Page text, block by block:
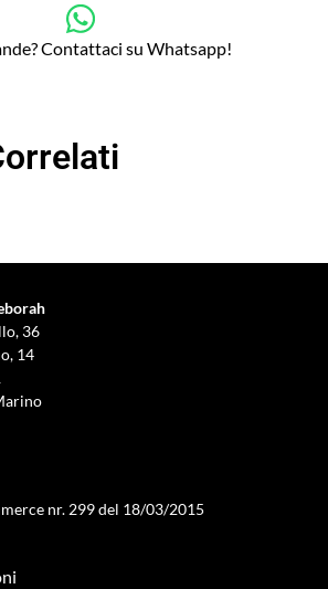
Contattaci su Whatsapp!
36
14
nr. 299 del 18/03/2015